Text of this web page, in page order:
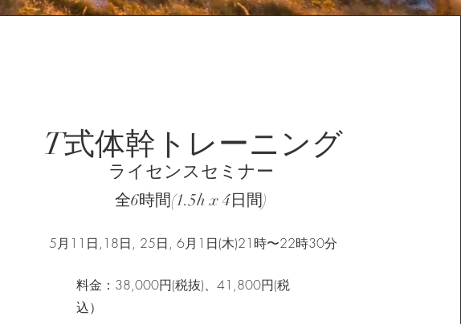
T式体幹トレーニング
全6時間(1.5h x 4日間)
​​ 5月11日,18日, 25日, 6月1日(木)21時〜22時30分
​料金：38,000円(税抜)、41,800円(税
込）
ライセンスセミナー